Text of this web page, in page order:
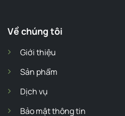
Về chúng tôi
Giới thiệu
Sản phẩm
Dịch vụ
Bảo mật thông tin